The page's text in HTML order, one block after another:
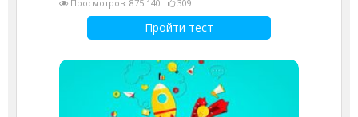
Просмотров: 875 140 309
Пройти тест